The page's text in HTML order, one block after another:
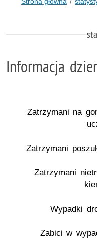
Informacja
Zatrzymani na
Zatrzymani
Zatrzymani
Wypadki
Zabici w